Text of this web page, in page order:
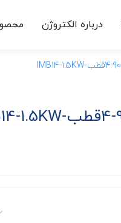
درباره الکتروژن